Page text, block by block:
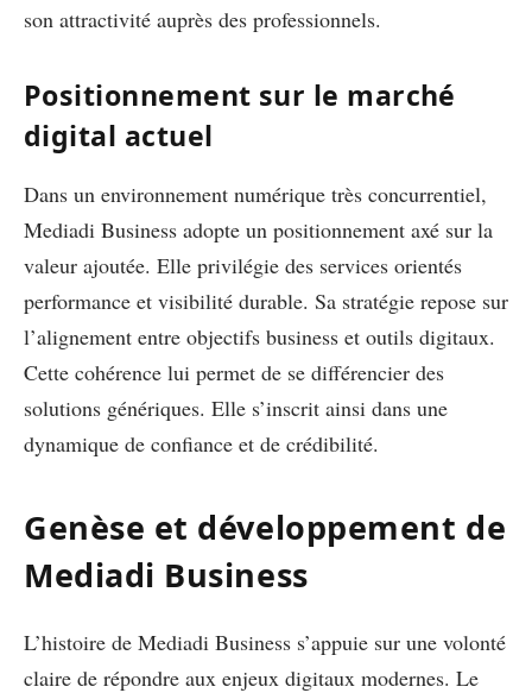
son attractivité auprès des professionnels.
Positionnement sur le marché
digital actuel
Dans un environnement numérique très concurrentiel,
Mediadi Business adopte un positionnement axé sur la
valeur ajoutée. Elle privilégie des services orientés
performance et visibilité durable. Sa stratégie repose sur
l’alignement entre objectifs business et outils digitaux.
Cette cohérence lui permet de se différencier des
solutions génériques. Elle s’inscrit ainsi dans une
dynamique de confiance et de crédibilité.
Genèse et développement de
Mediadi Business
L’histoire de Mediadi Business s’appuie sur une volonté
claire de répondre aux enjeux digitaux modernes. Le